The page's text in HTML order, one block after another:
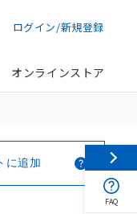
ログイン/新規登録
オンラインストア
に追加
FAQ